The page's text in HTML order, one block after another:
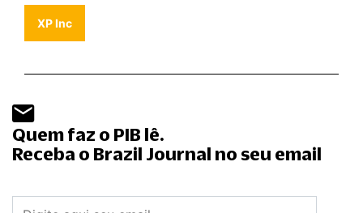
XP Inc
Quem faz o PIB lê.
Receba o Brazil Journal no seu email